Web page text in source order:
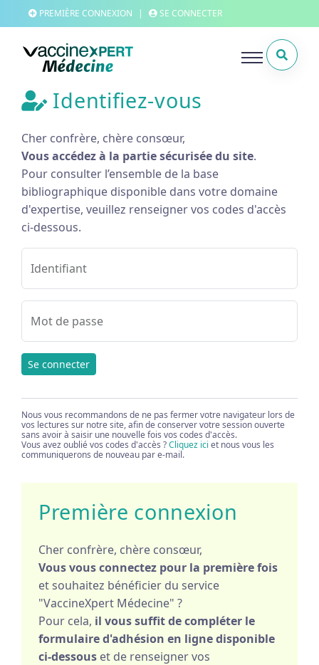
PREMIÈRE CONNEXION | SE CONNECTER
Identifiez-vous
Cher confrère, chère consœur,
Vous accédez à la partie sécurisée du site.
Pour consulter l’ensemble de la base
bibliographique disponible dans votre domaine
d'expertise, veuillez renseigner vos codes d'accès
ci-dessous.
Identifiant
Mot de passe
Se connecter
Nous vous recommandons de ne pas fermer votre navigateur lors de
vos lectures sur notre site, afin de conserver votre session ouverte
sans avoir à saisir une nouvelle fois vos codes d'accès.
Vous avez oublié vos codes d'accès ?Cliquez ici et nous vous les
communiquerons de nouveau par e-mail.
Première connexion
Cher confrère, chère consœur,
Vous vous connectez pour la première fois
et souhaitez bénéficier du service
"VaccineXpert Médecine" ?
Pour cela, il vous suffit de compléter le
formulaire d'adhésion en ligne disponible
ci-dessous et de renseigner vos